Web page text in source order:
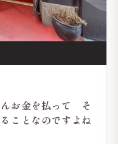
お金を払って そ
ことなのですよね